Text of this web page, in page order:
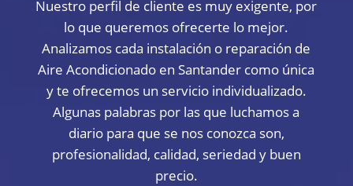
Nuestro perfil de cliente es muy exigente, por
lo que queremos ofrecerte lo mejor.
Analizamos cada instalación o reparación de
Aire Acondicionado en Santander como única
y te ofrecemos un servicio individualizado.
Algunas palabras por las que luchamos a
diario para que se nos conozca son,
profesionalidad, calidad, seriedad y buen
precio.